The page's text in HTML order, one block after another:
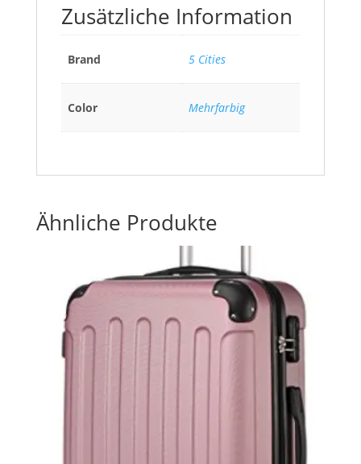
Zusätzliche Information
Brand 5 Cities
Color Mehrfarbig
Ähnliche Produkte